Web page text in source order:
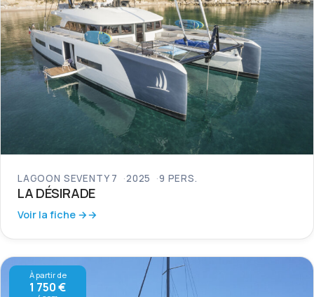
LAGOON SEVENTY 7 2025 9 PERS.
LA DÉSIRADE
Voir la fiche →
À partir de
1 750 €